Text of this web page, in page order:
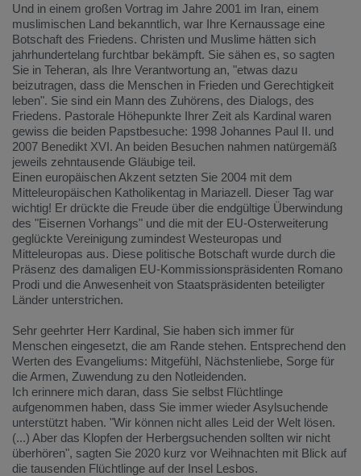
Und in einem großen Vortrag im Jahre 2001 im Iran, einem
muslimischen Land bekanntlich, war Ihre Kernaussage eine
Botschaft des Friedens. Christen und Muslime hätten sich
jahrhundertelang furchtbar bekämpft. Sie sähen es, so sagten
Sie in Teheran, als Ihre Verantwortung an, "etwas dazu
beizutragen, dass die Menschen in Frieden und Gerechtigkeit
leben". Sie sind ein Mann des Zuhörens, des Dialogs, des
Friedens. Pastorale Höhepunkte Ihrer Zeit als Kardinal waren
gewiss die beiden Papstbesuche: 1998 Johannes Paul II. und
2007 Benedikt XVI. An beiden Besuchen nahmen natürgemäß
jeweils zehntausende Gläubige teil.
Einen europäischen Akzent setzten Sie 2004 mit dem
Mitteleuropäischen Katholikentag in Mariazell. Dieser Tag war
wichtig! Er drückte die Freude über die endgültige Überwindung
des "Eisernen Vorhangs" und die mit der EU-Osterweiterung
geglückte Vereinigung zumindest Westeuropas und
Mitteleuropas aus. Diese politische Botschaft wurde durch die
Präsenz des damaligen EU-Kommissionspräsidenten Romano
Prodi und die Anwesenheit von Staatspräsidenten beteiligter
Länder unterstrichen.
Sehr geehrter Herr Kardinal, Sie haben sich immer für
Menschen eingesetzt, die am Rande stehen. Entsprechend den
Werten des Evangeliums: Mitgefühl, Nächstenliebe, Sorge für
die Armen, Zuwendung zu den Notleidenden.
Ich erinnere mich daran, dass Sie selbst Flüchtlinge
aufgenommen haben, dass Sie immer wieder Asylsuchende
unterstützt haben. "Wir können nicht alles Leid der Welt lösen.
(...) Aber das Klopfen der Herbergsuchenden sollten wir nicht
überhören", sagten Sie 2020 kurz vor Weihnachten mit Blick auf
die tausenden Flüchtlinge auf der Insel Lesbos.